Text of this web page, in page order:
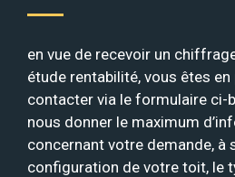
en vue de recevoir un
étude rentabilité, vous êtes
contacter via le formulaire ci-
nous donner le maximum
concernant votre demande, à
configuration de votre toit, le